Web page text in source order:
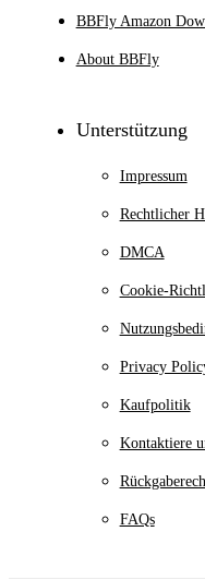
BBFly Amazon
About BBFly
Unterstützung
Impressum
Rechtlicher
DMCA
Cookie-
Privacy
Kaufpolitik
Kontaktiere
FAQs